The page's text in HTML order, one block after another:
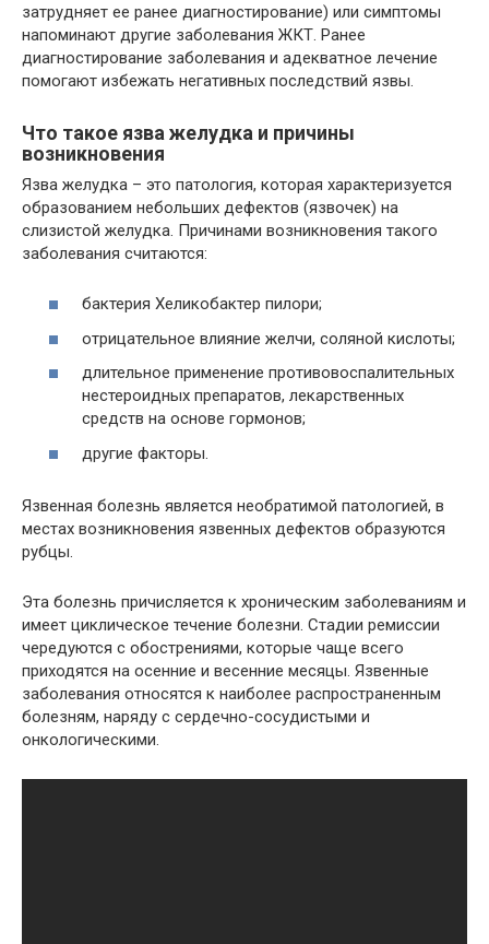
затрудняет ее ранее диагностирование) или симптомы
напоминают другие заболевания ЖКТ. Ранее
диагностирование заболевания и адекватное лечение
помогают избежать негативных последствий язвы.
Что такое язва желудка и причины
возникновения
Язва желудка – это патология, которая характеризуется
образованием небольших дефектов (язвочек) на
слизистой желудка. Причинами возникновения такого
заболевания считаются:
бактерия Хеликобактер пилори;
отрицательное влияние желчи, соляной кислоты;
длительное применение противовоспалительных
нестероидных препаратов, лекарственных
средств на основе гормонов;
другие факторы.
Язвенная болезнь является необратимой патологией, в
местах возникновения язвенных дефектов образуются
рубцы.
Эта болезнь причисляется к хроническим заболеваниям и
имеет циклическое течение болезни. Стадии ремиссии
чередуются с обострениями, которые чаще всего
приходятся на осенние и весенние месяцы. Язвенные
заболевания относятся к наиболее распространенным
болезням, наряду с сердечно-сосудистыми и
онкологическими.